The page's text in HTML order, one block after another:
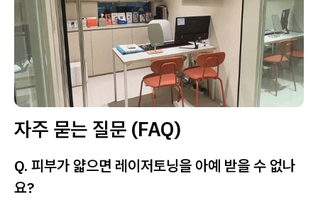
자주 묻는 질문 (FAQ)
Q. 피부가 얇으면 레이저토닝을 아예 받을 수 없나
요?